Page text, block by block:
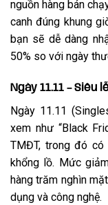
nguồn hàng bán
canh đúng khung
bạn sẽ dễ dàng
50% so với ngày
Ngày 11.11 –
Ngày 11.11
xem như “Black
TMĐT, trong đó
khổng lồ. Mức
hàng trăm nghìn
dụng và công nghệ.